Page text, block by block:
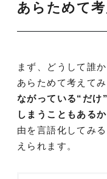
あらためて
まず、どうして誰
あらためて考えて
ながっている“だけ
しまうこともある
由を言語化してみ
えられます。